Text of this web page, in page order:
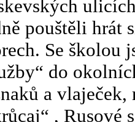
pouštěli hrát
Se školou
do
a
, Rusové